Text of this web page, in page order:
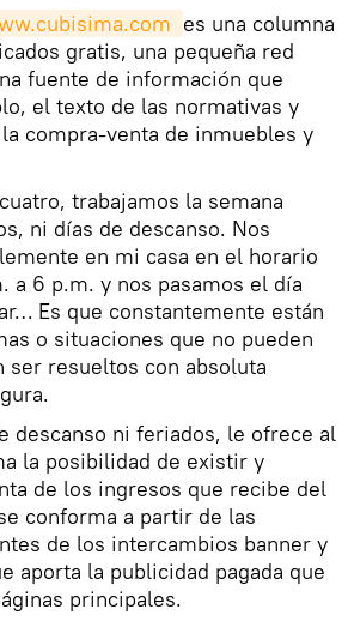
es una columna
gratis, una pequeña red
fuente de información que
el texto de las normativas y
compra-venta de inmuebles y
trabajamos la semana
ni días de descanso. Nos
en mi casa en el horario
a 6 p.m. y nos pasamos el día
Es que constantemente están
o situaciones que no pueden
ser resueltos con absoluta
descanso ni feriados, le ofrece al
la posibilidad de existir y
de los ingresos que recibe del
conforma a partir de las
de los intercambios banner y
aporta la publicidad pagada que
principales.